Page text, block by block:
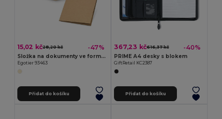
15,02 kč28,20 kč -47%
Složka na dokumenty ve formátu A4 ze 100% recyklovaného papíru (400 g/m²)
Egotier 93463
Přidat do košíku
367,23 kč616,37 kč -40%
PRIME A4 desky s blokem
GiftRetail KC2387
Přidat do košíku